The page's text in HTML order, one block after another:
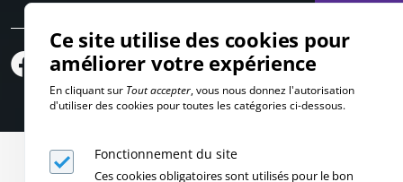
Ce site utilise des cookies pour
améliorer votre expérience
En cliquant sur Tout accepter, vous nous donnez l'autorisation
d'utiliser des cookies pour toutes les catégories ci-dessous.
Fonctionnement du site
Ces cookies obligatoires sont utilisés pour le bon